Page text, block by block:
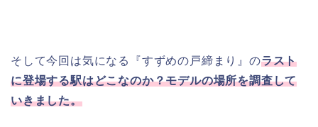
そして今回は気になる『すずめの戸締まり』のラスト
に登場する駅はどこなのか？モデルの場所を調査して
いきました。